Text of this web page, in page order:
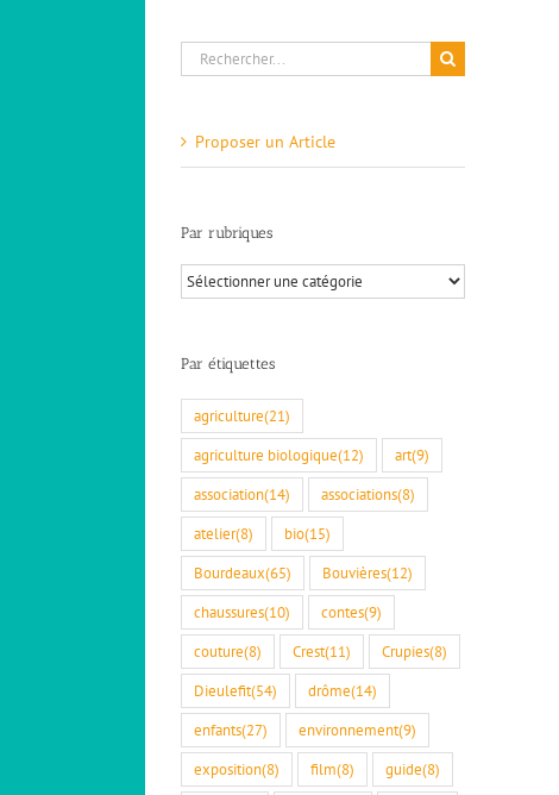
Rechercher:
Proposer un Article
Par rubriques
Par
rubriques
Par étiquettes
agriculture(21)
agriculture biologique(12) art(9)
association(14) associations(8)
atelier(8) bio(15)
Bourdeaux(65) Bouvières(12)
chaussures(10) contes(9)
couture(8) Crest(11) Crupies(8)
Dieulefit(54) drôme(14)
enfants(27) environnement(9)
exposition(8) film(8) guide(8)